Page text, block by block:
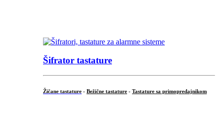
Šifrator tastature
Žičane tastature - Bežične tastature - Tastature sa primopredajnikom